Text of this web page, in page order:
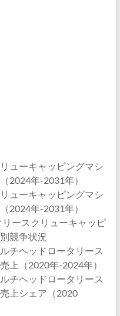
ューキャッピングマシ
2024年-2031年）
ューキャッピングマシ
2024年-2031年）
ースクリューキャッピ
競争状況
チヘッドロータリース
上（2020年-2024年）
チヘッドロータリース
上シェア（2020